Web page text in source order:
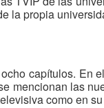
la propia
capítulos. En
mencionan las
como en